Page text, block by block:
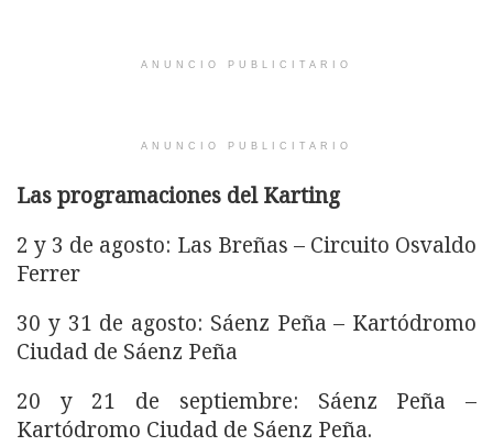
ANUNCIO PUBLICITARIO
ANUNCIO PUBLICITARIO
Las programaciones del Karting
2 y 3 de agosto: Las Breñas – Circuito Osvaldo
Ferrer
30 y 31 de agosto: Sáenz Peña – Kartódromo
Ciudad de Sáenz Peña
20 y 21 de septiembre: Sáenz Peña –
Kartódromo Ciudad de Sáenz Peña.